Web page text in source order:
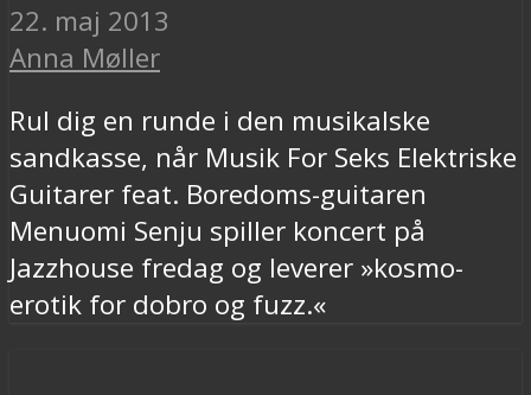
22. maj 2013
Anna Møller
Rul dig en runde i den musikalske
sandkasse, når Musik For Seks Elektriske
Guitarer feat. Boredoms-guitaren
Menuomi Senju spiller koncert på
Jazzhouse fredag og leverer »kosmo-
erotik for dobro og fuzz.«